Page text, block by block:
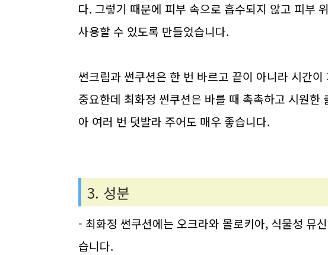
다. 그렇기 때문에 피부 속으로 흡수되지 않고 피부
사용할 수 있도록 만들었습니다.
썬크림과 썬쿠션은 한 번 바르고 끝이 아니라 시간
중요한데 최화정 썬쿠션은 바를 때 촉촉하고 시원한
아 여러 번 덧발라 주어도 매우 좋습니다.
3. 성분
- 최화정 썬쿠션에는 오크라와 몰로키아, 식물성 뮤
습니다.